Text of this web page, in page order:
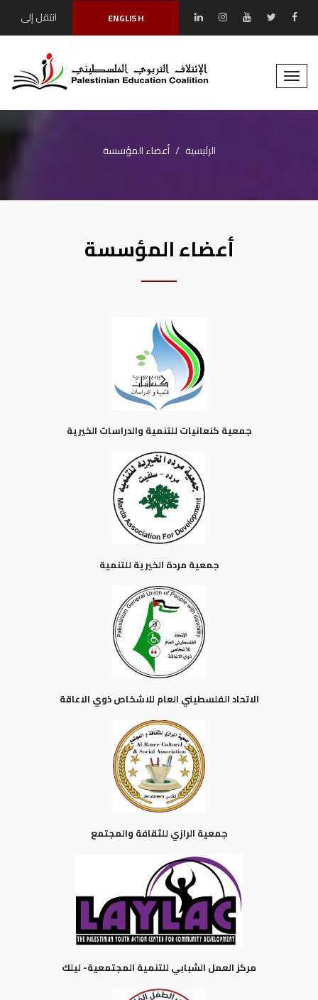
ENGLISH
انتقل إلى
Toggle
الرئيسية أعضاء المؤسسة
أعضاء المؤسسة
جمعية كنعانيات للتنمية والدراسات الخيرية
جمعية مردة الخيرية للتنمية
الاتحاد الفلسطيني العام للاشخاص ذوي الاعاقة
جمعية الرازي للثقافة والمجتمع
مركز العمل الشبابي للتنمية المجتمعية- ليلك